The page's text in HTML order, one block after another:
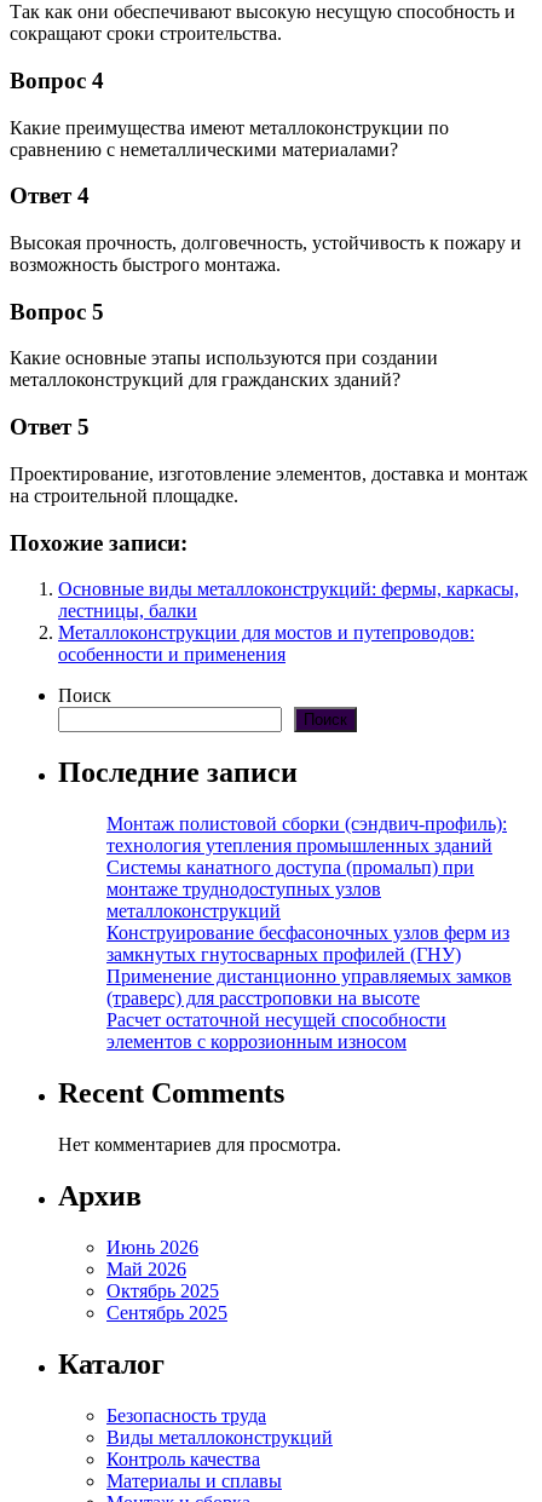
Так как они обеспечивают высокую несущую способность и
сокращают сроки строительства.
Вопрос 4
Какие преимущества имеют металлоконструкции по
сравнению с неметаллическими материалами?
Ответ 4
Высокая прочность, долговечность, устойчивость к пожару и
возможность быстрого монтажа.
Вопрос 5
Какие основные этапы используются при создании
металлоконструкций для гражданских зданий?
Ответ 5
Проектирование, изготовление элементов, доставка и монтаж
на строительной площадке.
Похожие записи:
Основные виды металлоконструкций: фермы, каркасы,
лестницы, балки
Металлоконструкции для мостов и путепроводов:
особенности и применения
Поиск
Поиск
Последние записи
Монтаж полистовой сборки (сэндвич-профиль):
технология утепления промышленных зданий
Системы канатного доступа (промальп) при
монтаже труднодоступных узлов
металлоконструкций
Конструирование бесфасоночных узлов ферм из
замкнутых гнутосварных профилей (ГНУ)
Применение дистанционно управляемых замков
(траверс) для расстроповки на высоте
Расчет остаточной несущей способности
элементов с коррозионным износом
Recent Comments
Нет комментариев для просмотра.
Архив
Июнь 2026
Май 2026
Октябрь 2025
Сентябрь 2025
Каталог
Безопасность труда
Виды металлоконструкций
Контроль качества
Материалы и сплавы